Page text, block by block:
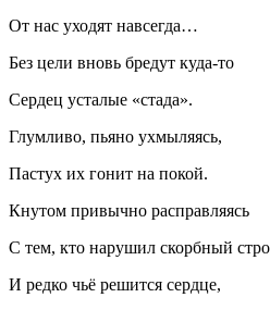
От нас уходят навсегда…
Без цели вновь бредут куда-то
Сердец усталые «стада».
Глумливо, пьяно ухмыляясь,
Пастух их гонит на покой.
Кнутом привычно расправляясь
С тем, кто нарушил скорбный
И редко чьё решится сердце,